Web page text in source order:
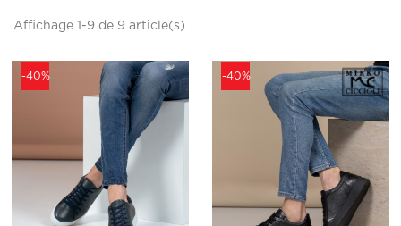
Affichage 1-9 de 9 article(s)
-40% -40%